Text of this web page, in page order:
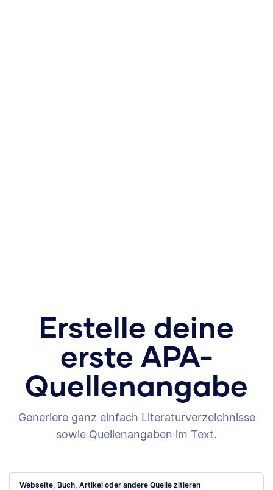
Erstelle deine
erste APA-
Quellenangabe
Generiere ganz einfach Literaturverzeichnisse
sowie Quellenangaben im Text.
Webseite, Buch, Artikel oder andere Quelle zitieren